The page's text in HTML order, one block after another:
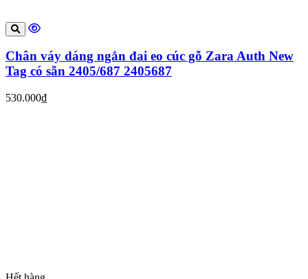
Chân váy dáng ngắn đai eo cúc gỗ Zara Auth New
Tag có sẵn 2405/687 2405687
530.000₫